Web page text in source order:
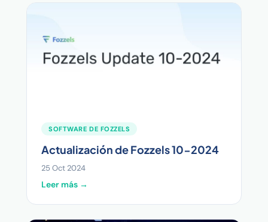
SOFTWARE DE FOZZELS
Actualización de Fozzels 10-2024
25 Oct 2024
Leer más →